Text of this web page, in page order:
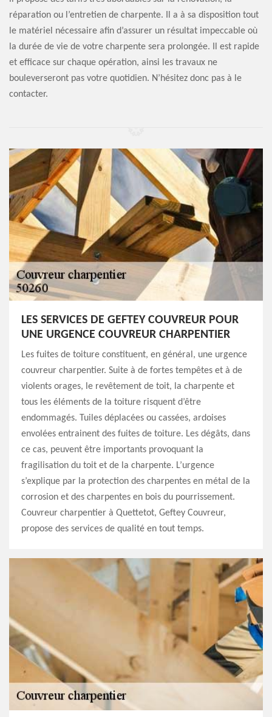
réparation ou l’entretien de charpente. Il a à sa disposition tout
le matériel nécessaire afin d’assurer un résultat impeccable où
la durée de vie de votre charpente sera prolongée. Il est rapide
et efficace sur chaque opération, ainsi les travaux ne
bouleverseront pas votre quotidien. N’hésitez donc pas à le
contacter.
LES SERVICES DE GEFTEY COUVREUR POUR
UNE URGENCE COUVREUR CHARPENTIER
Les fuites de toiture constituent, en général, une urgence
couvreur charpentier. Suite à de fortes tempêtes et à de
violents orages, le revêtement de toit, la charpente et
tous les éléments de la toiture risquent d’être
endommagés. Tuiles déplacées ou cassées, ardoises
envolées entrainent des fuites de toiture. Les dégâts, dans
ce cas, peuvent être importants provoquant la
fragilisation du toit et de la charpente. L’urgence
s’explique par la protection des charpentes en métal de la
corrosion et des charpentes en bois du pourrissement.
Couvreur charpentier à Quettetot, Geftey Couvreur,
propose des services de qualité en tout temps.